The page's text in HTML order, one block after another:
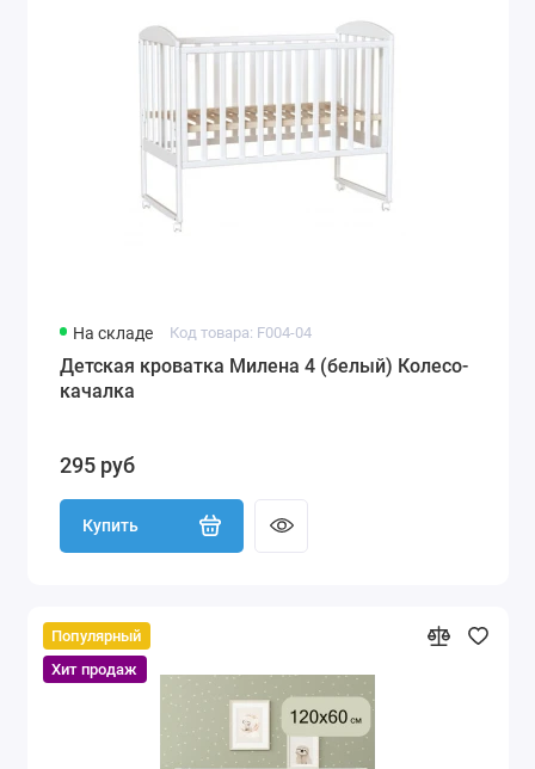
На складе Код товара: F004-04
Детская кроватка Милена 4 (белый) Колесо-
качалка
295 руб
Купить
Популярный
Хит продаж